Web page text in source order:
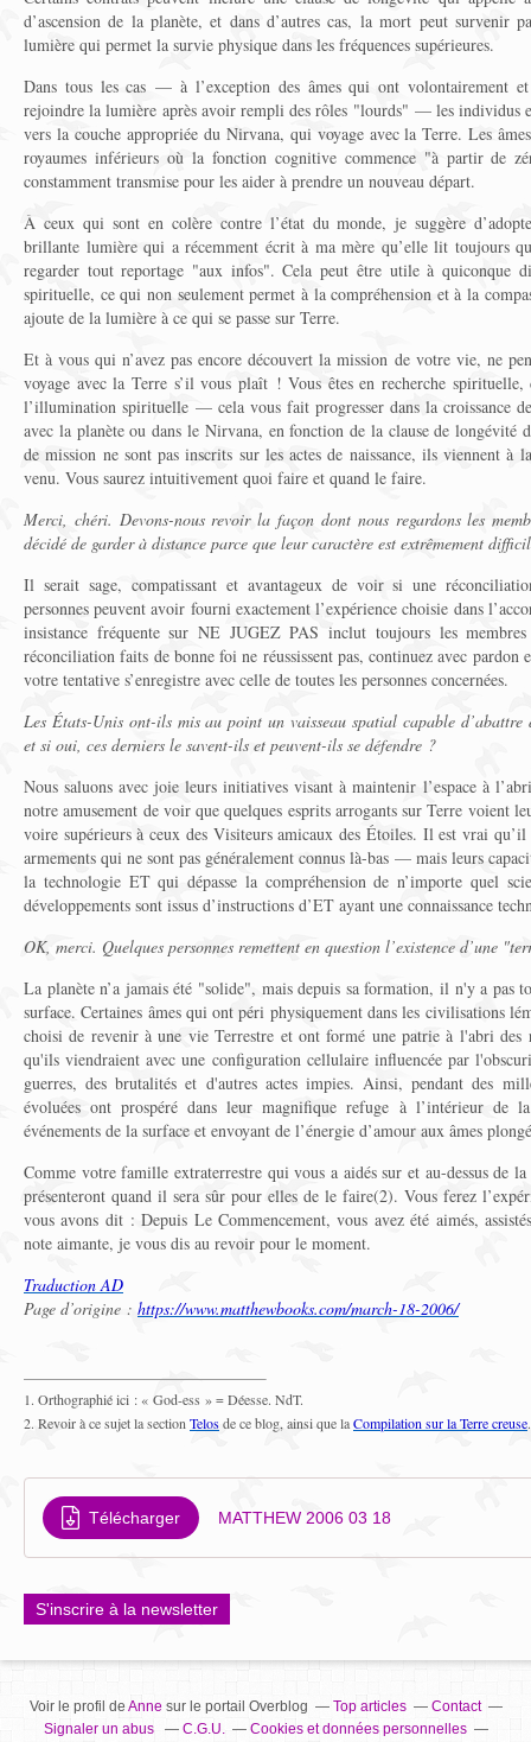
d’ascension de la planète, et dans d’autres cas, la mort peut survenir
lumière qui permet la survie physique dans les fréquences supérieures.
Dans tous les cas — à l’exception des âmes qui ont volontairement
rejoindre la lumière après avoir rempli des rôles "lourds" — les individus
vers la couche appropriée du Nirvana, qui voyage avec la Terre. Les
royaumes inférieurs où la fonction cognitive commence "à partir de
constamment transmise pour les aider à prendre un nouveau départ.
À ceux qui sont en colère contre l’état du monde, je suggère
brillante lumière qui a récemment écrit à ma mère qu’elle lit toujours
regarder tout reportage "aux infos". Cela peut être utile à quiconque
spirituelle, ce qui non seulement permet à la compréhension et à la
ajoute de la lumière à ce qui se passe sur Terre.
Et à vous qui n’avez pas encore découvert la mission de votre vie, ne
voyage avec la Terre s’il vous plaît ! Vous êtes en recherche
l’illumination spirituelle — cela vous fait progresser dans la croissance
avec la planète ou dans le Nirvana, en fonction de la clause de longévité
de mission ne sont pas inscrits sur les actes de naissance, ils viennent à
venu. Vous saurez intuitivement quoi faire et quand le faire.
Merci, chéri. Devons-nous revoir la façon dont nous regardons les
décidé de garder à distance parce que leur caractère est extrêmement
Il serait sage, compatissant et avantageux de voir si une
personnes peuvent avoir fourni exactement l’expérience choisie dans
insistance fréquente sur NE JUGEZ PAS inclut toujours les
réconciliation faits de bonne foi ne réussissent pas, continuez avec pardon
votre tentative s’enregistre avec celle de toutes les personnes concernées.
Les États-Unis ont-ils mis au point un vaisseau spatial capable d’abattre
et si oui, ces derniers le savent-ils et peuvent-ils se défendre ?
Nous saluons avec joie leurs initiatives visant à maintenir l’espace à
notre amusement de voir que quelques esprits arrogants sur Terre voient
voire supérieurs à ceux des Visiteurs amicaux des Étoiles. Il est vrai
armements qui ne sont pas généralement connus là-bas — mais leurs
la technologie ET qui dépasse la compréhension de n’importe quel
développements sont issus d’instructions d’ET ayant une connaissance
OK, merci. Quelques personnes remettent en question l’existence d’une
La planète n’a jamais été "solide", mais depuis sa formation, il n'y a pas
surface. Certaines âmes qui ont péri physiquement dans les civilisations
choisi de revenir à une vie Terrestre et ont formé une patrie à l'abri des
qu'ils viendraient avec une configuration cellulaire influencée par
guerres, des brutalités et d'autres actes impies. Ainsi, pendant des
évoluées ont prospéré dans leur magnifique refuge à l’intérieur de
événements de la surface et envoyant de l’énergie d’amour aux âmes
Comme votre famille extraterrestre qui vous a aidés sur et au-dessus de
présenteront quand il sera sûr pour elles de le faire(2). Vous ferez
vous avons dit : Depuis Le Commencement, vous avez été aimés,
note aimante, je vous dis au revoir pour le moment.
Traduction AD
Page d’origine : https://www.matthewbooks.com/march-18-2006/
1. Orthographié ici : « God-ess » = Déesse. NdT.
2. Revoir à ce sujet la section Telosde ce blog, ainsi que laCompilation sur la Terre creuse
Télécharger MATTHEW 2006 03 18
S'inscrire à la newsletter
Voir le profil de Annesur le portail Overblog Top articles
Contact
Signaler un abus
C.G.U.
Cookies et données personnelles